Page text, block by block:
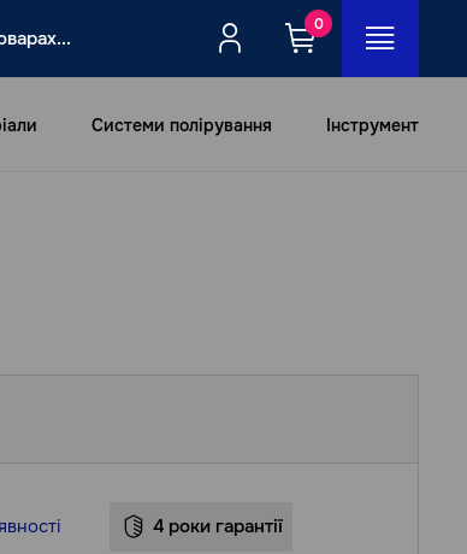
0
Системи полірування Інструмент
4 роки гарантії